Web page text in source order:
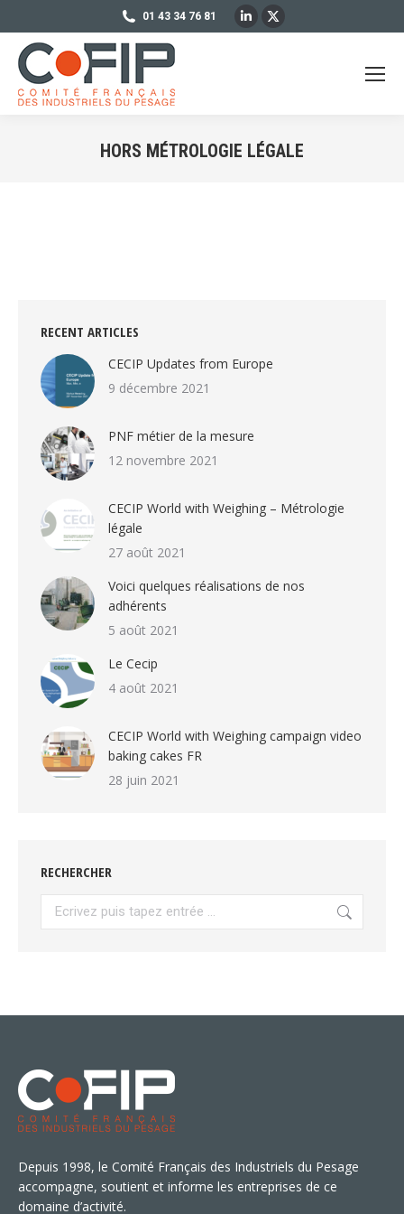
01 43 34 76 81
LinkedIn
page
X
page
HORS MÉTROLOGIE LÉGALE
RECENT ARTICLES
CECIP Updates from Europe
9 décembre 2021
PNF métier de la mesure
12 novembre 2021
CECIP World with Weighing – Métrologie
légale
27 août 2021
Voici quelques réalisations de nos
adhérents
5 août 2021
Le Cecip
4 août 2021
CECIP World with Weighing campaign video
baking cakes FR
28 juin 2021
RECHERCHER
Recherche
Depuis 1998, le Comité Français des Industriels du Pesage
accompagne, soutient et informe les entreprises de ce
domaine d’activité.